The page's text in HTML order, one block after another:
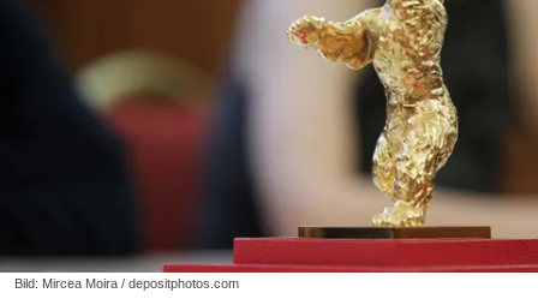
Bild: Mircea Moira / depositphotos.com